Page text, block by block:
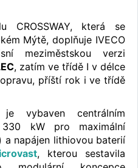
CROSSWAY, která se
Mýtě, doplňuje IVECO
meziměstskou verzi
, zatím ve třídě I v délce
příští rok i ve třídě
je vybaven centrálním
330 kW pro maximální
napájen lithiovou baterií
, kterou sestavila